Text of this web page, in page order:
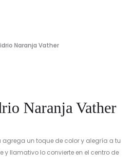
Naranja Vather
Naranja Vather
agrega un toque de color y alegría a tu
y llamativo lo convierte en el centro de